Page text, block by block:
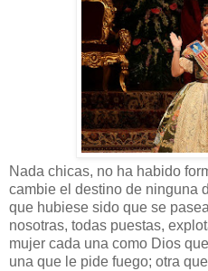
Nada chicas, no ha habido
cambie el destino de ninguna
que hubiese sido que se
nosotras, todas puestas,
mujer cada una como Dios
una que le pide fuego; otra